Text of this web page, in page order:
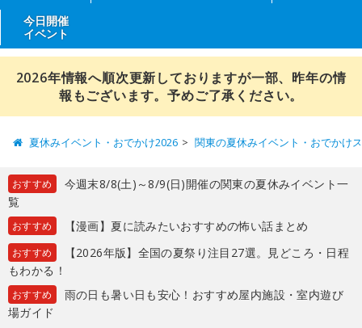
今日開催
イベント
2026年情報へ順次更新しておりますが一部、昨年の情
報もございます。予めご了承ください。
夏休みイベント・おでかけ2026 関東の夏休みイベント・おでかけ
おすすめ
今週末8/8(土)～8/9(日)開催の関東の夏休みイベント一
覧
おすすめ 【漫画】夏に読みたいおすすめの怖い話まとめ
おすすめ
【2026年版】全国の夏祭り注目27選。見どころ・日程
もわかる！
おすすめ
雨の日も暑い日も安心！おすすめ屋内施設・室内遊び
場ガイド